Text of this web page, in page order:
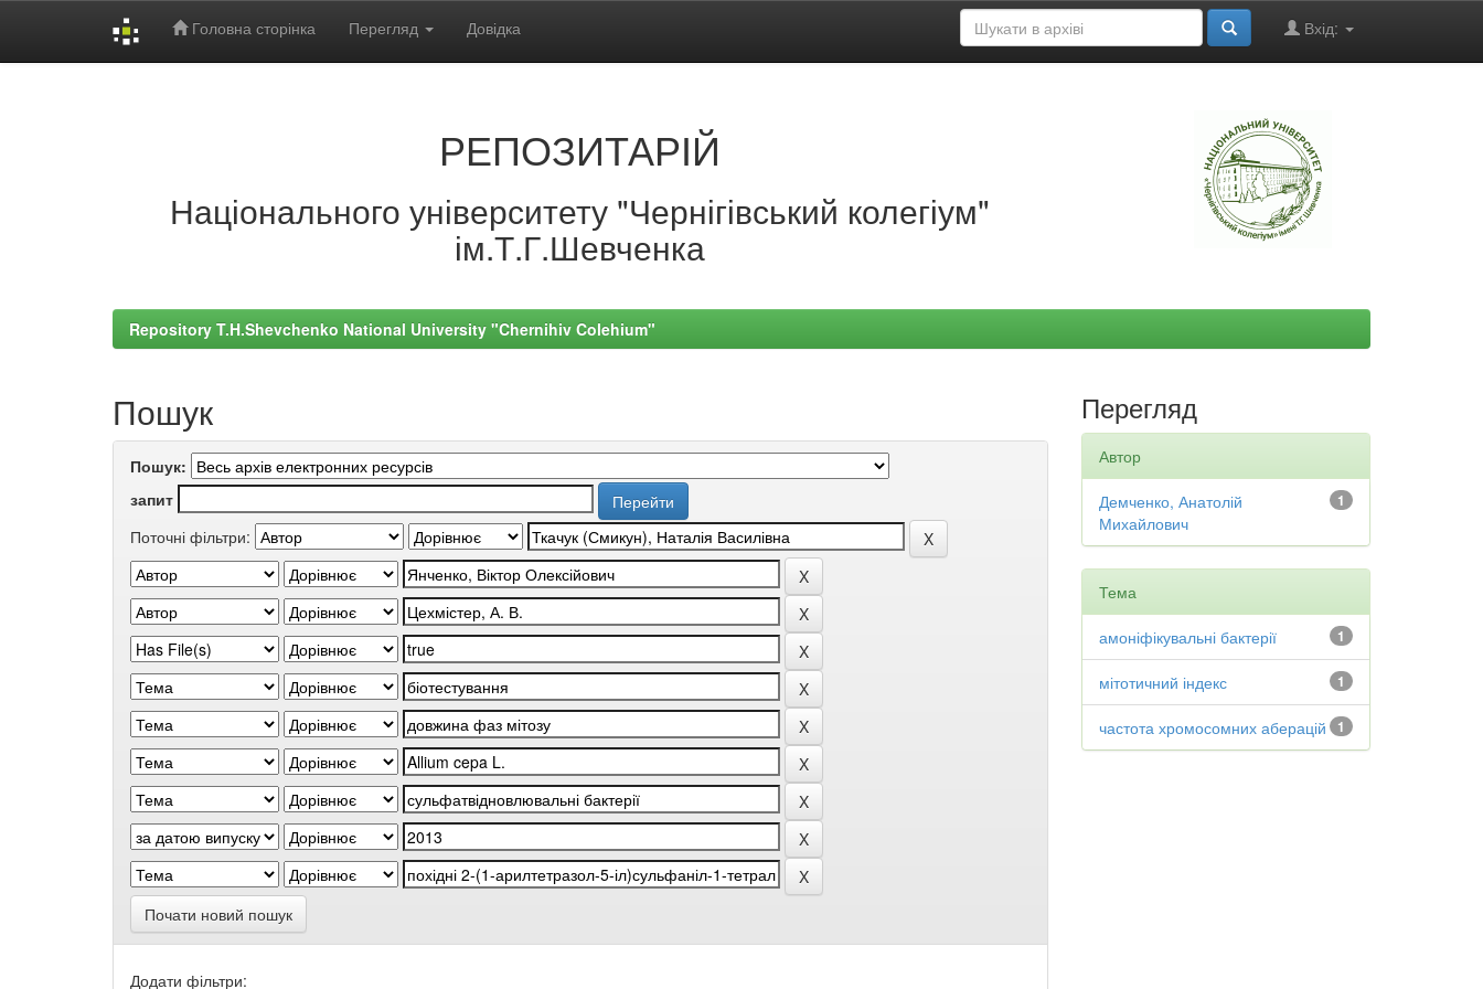
Головна сторінка Перегляд Довідка Вхід:
РЕПОЗИТАРІЙ
Національного університету "Чернігівський колегіум"
ім.Т.Г.Шевченка
Repository T.H.Shevchenko National University "Chernihiv Colehium"
Пошук
Пошук:
запит
Поточні фільтри:
Почати новий пошук
Додати фільтри:
Перегляд
Автор
1
Демченко, Анатолій
Михайлович
Тема
1
амоніфікувальні бактерії
1
мітотичний індекс
1
частота хромосомних аберацій